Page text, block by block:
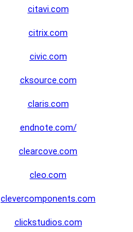
citavi.com
citrix.com
civic.com
cksource.com
claris.com
endnote.com/
clearcove.com
cleo.com
clevercomponents.com
clickstudios.com